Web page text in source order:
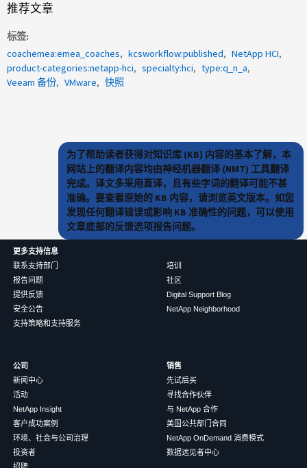
推荐文章
标签
coachemea:emea_coaches
kcsworkflow:published
NetApp HCI
product-categories:netapp-hci
specialty:hci
type:q_n_a
Veeam 备份
VMware 快照
为了帮助读者获得对知识库 (KB) 内容的基本了解，本
网站上的翻译内容均由神经机器翻译 (NMT) 工具翻译
完成。译文多采用直译，且有些字词的翻译可能不甚
准确。要查看原始的 KB 内容，请浏览英文版本。如您
发现任何翻译错误或影响 KB 准确性的问题，可以使用
文章底部的反馈选项报告问题。
更多支持信息
联系支持部门
报告问题
提供反馈
安全公告
支持策略和支持服务
培训
社区
Digital Support Blog
NetApp Neighborhood
公司
新闻中心
活动
NetApp Insight
客户成功案例
环境、社会与公司治理
投资者
销售
先试后买
寻找合作伙伴
与 NetApp 合作
美国公共部门合同
NetApp OnDemand 消费模式
数据远见者中心